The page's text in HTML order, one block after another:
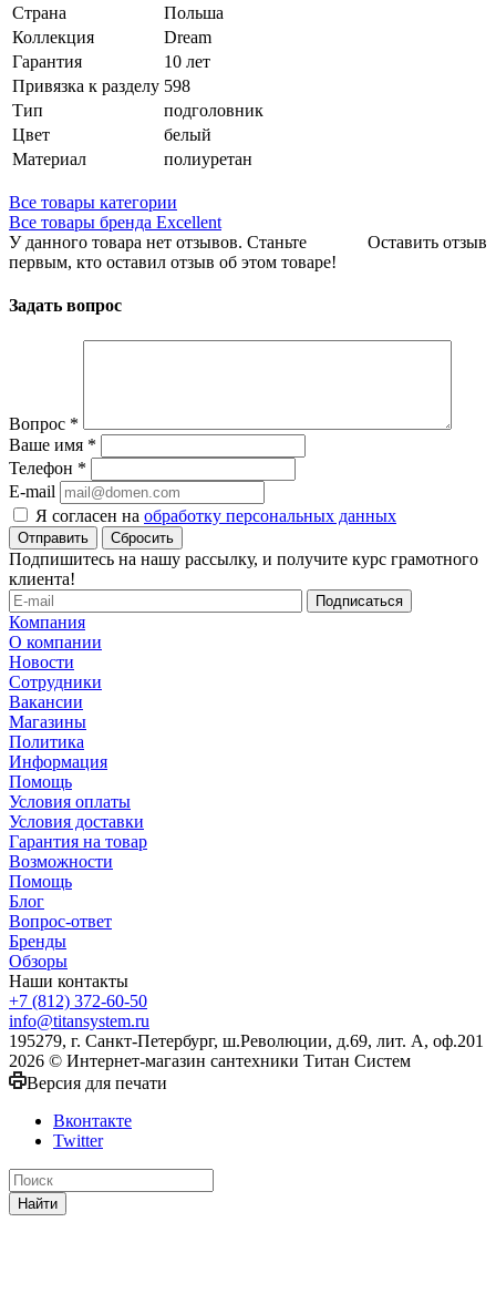
Страна
Польша
Коллекция
Dream
Гарантия
10 лет
Привязка к разделу 598
Тип
подголовник
Цвет
белый
Материал
полиуретан
Все товары категории
Все товары бренда Excellent
Оставить отзыв
У данного товара нет отзывов. Станьте
первым, кто оставил отзыв об этом товаре!
Задать вопрос
Вопрос *
Ваше имя *
Телефон *
E-mail
Я согласен на обработку персональных данных
Сбросить
Подпишитесь на нашу рассылку, и получите курс грамотного
клиента!
Компания
О компании
Новости
Сотрудники
Вакансии
Магазины
Политика
Информация
Помощь
Условия оплаты
Условия доставки
Гарантия на товар
Возможности
Помощь
Блог
Вопрос-ответ
Бренды
Обзоры
Наши контакты
+7 (812) 372-60-50
info@titansystem.ru
195279, г. Санкт-Петербург, ш.Революции, д.69, лит. А, оф.201
2026 © Интернет-магазин сантехники Титан Систем
Версия для печати
Вконтакте
Twitter
Найти